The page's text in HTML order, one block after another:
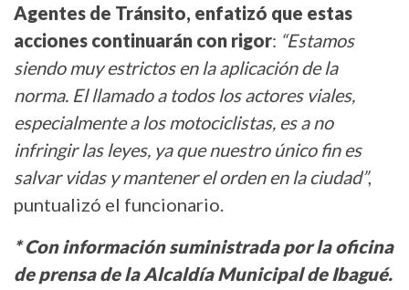
Agentes de Tránsito, enfatizó que estas
acciones continuarán con rigor: “Estamos
siendo muy estrictos en la aplicación de la
norma. El llamado a todos los actores viales,
especialmente a los motociclistas, es a no
infringir las leyes, ya que nuestro único fin es
salvar vidas y mantener el orden en la ciudad”,
puntualizó el funcionario.
* Con información suministrada por la oficina
de prensa de la Alcaldía Municipal de Ibagué.